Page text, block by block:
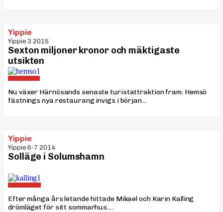
Yippie
Yippie 3 2015
Sexton miljoner kronor och mäktigaste
utsikten
Nu växer Härnösands senaste turistattraktion fram. Hemsö
fästnings nya restaurang invigs i början...
Yippie
Yippie 6-7 2014
Solläge i Solumshamn
Efter många års letande hittade Mikael och Karin Kalling
drömläget för sitt sommarhus....